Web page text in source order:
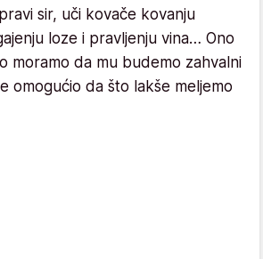
sir, uči kovače kovanju
loze i pravljenju vina… Ono
moramo da mu budemo zahvalni
omogućio da što lakše meljemo